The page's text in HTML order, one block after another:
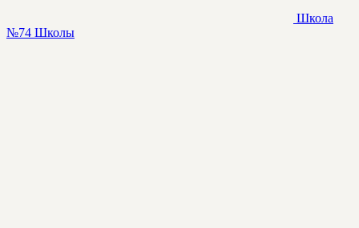
Школа
№74 Школы